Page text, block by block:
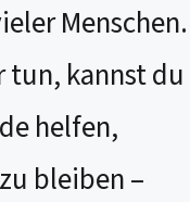
Menschen.
tun, kannst du
helfen,
bleiben –